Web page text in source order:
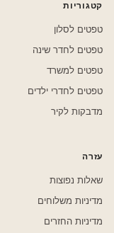
קטגוריות
טפטים לסלון
טפטים לחדר שינה
טפטים למשרד
טפטים לחדרי ילדים
מדבקות לקיר
עזרה
שאלות נפוצות
מדיניות משלוחים
מדיניות החזרים